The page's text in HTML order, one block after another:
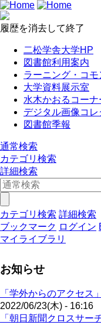
履歴を消去して終了
二松学舎大学HP
図書館利用案内
ラーニング・コモ
大学資料展示室
水木かおるコーナ
デジタル画像コレ
図書館季報
通常検索
カテゴリ検索
詳細検索
カテゴリ検索 詳細検索
ブックマーク ログイン
マイライブラリ
お知らせ
「学外からのアクセス
2022/06/23(木) - 16:16
「朝日新聞クロスサー